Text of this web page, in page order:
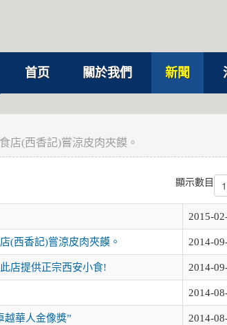
首页 關於我們 新聞
店(西香記)嘗涼皮肉夾饃。
顯示數目
2015-
(西香記)嘗涼皮肉夾饃。 2014-
店提供正宗西安小食! 2014-
2014-
越華人金像獎” 2014-